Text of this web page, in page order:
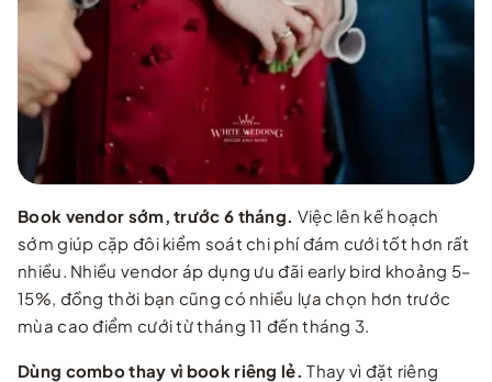
Book vendor sớm, trước 6 tháng. Việc lên kế hoạch
sớm giúp cặp đôi kiểm soát chi phí đám cưới tốt hơn rất
nhiều. Nhiều vendor áp dụng ưu đãi early bird khoảng 5–
15%, đồng thời bạn cũng có nhiều lựa chọn hơn trước
mùa cao điểm cưới từ tháng 11 đến tháng 3.
Dùng combo thay vì book riêng lẻ. Thay vì đặt riêng